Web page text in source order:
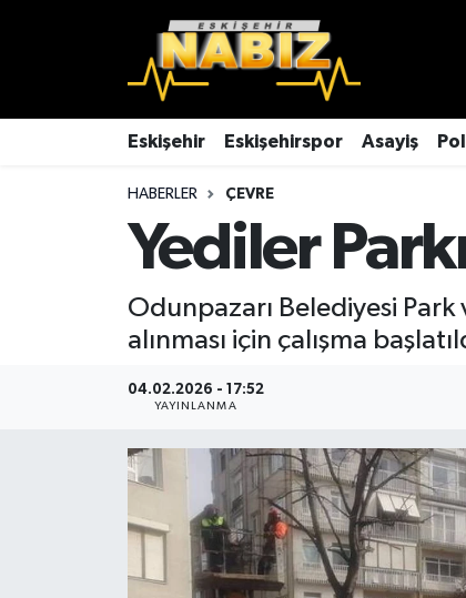
Eskişehir Eskişehirspor Asayiş
HABERLER ÇEVRE
Yediler
Odunpazarı Belediyesi
alınması için çalışma
04.02.2026 - 17:52
YAYINLANMA
Ekonomi
Gündem
Eskişehir Hava Durumu
Eskişehir Trafik Yoğunluk Haritası
TFF 3.Lig 4.Grup Puan Durumu ve Fikstür
Tüm Manşetler
Son Dakika Haberleri